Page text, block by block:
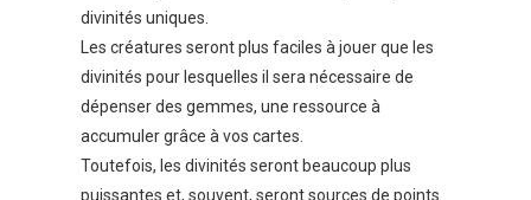
divinités uniques.
Les créatures seront plus faciles à jouer que les
divinités pour lesquelles il sera nécessaire de
dépenser des gemmes, une ressource à
accumuler grâce à vos cartes.
Toutefois, les divinités seront beaucoup plus
puissantes et, souvent, seront sources de points